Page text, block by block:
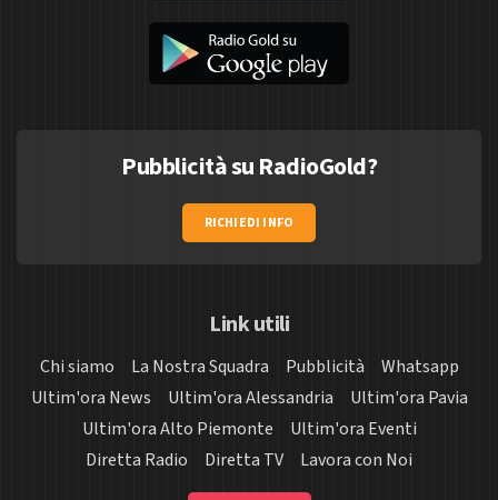
Pubblicità su RadioGold?
RICHIEDI INFO
Link utili
Chi siamo La Nostra Squadra Pubblicità
Whatsapp
Ultim'ora News
Ultim'ora Alessandria
Ultim'ora Pavia
Ultim'ora Alto Piemonte
Ultim'ora Eventi
Diretta Radio
Diretta TV Lavora con Noi